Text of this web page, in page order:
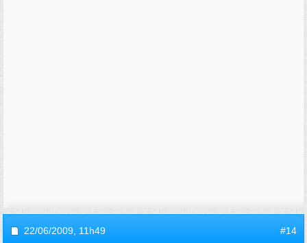
22/06/2009, 11h49 #14